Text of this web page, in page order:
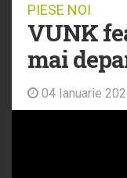
PIESE NOI
VUNK
mai
04 Ianuarie